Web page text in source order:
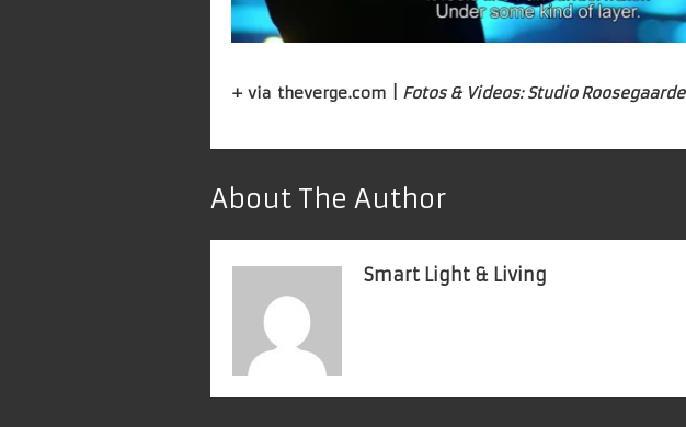
+ via theverge.com Fotos & Videos:Studio Roosegaarde
About The Author
Smart Light & Living